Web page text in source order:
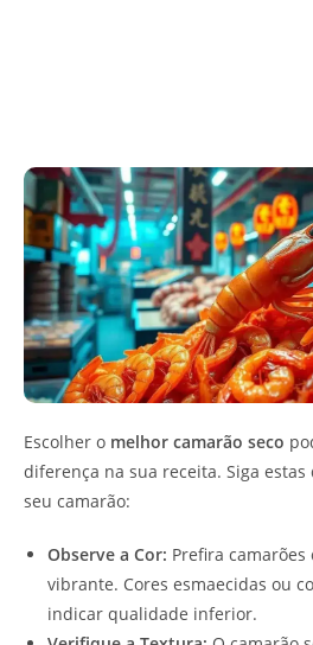
Escolher o melhor camarão seco
diferença na sua receita. Siga estas
seu camarão:
Observe a Cor: Prefira
vibrante. Cores esmaecidas ou
indicar qualidade inferior.